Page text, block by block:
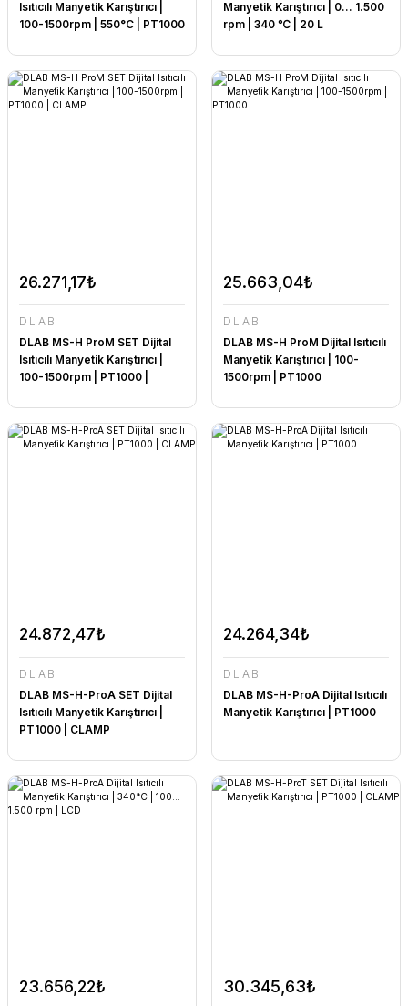
Isıtıcılı Manyetik Karıştırıcı |
100-1500rpm | 550°C | PT1000
Manyetik Karıştırıcı | 0... 1.500
rpm | 340 ℃ | 20 L
26.271,17₺
DLAB
DLAB MS-H ProM SET Dijital
Isıtıcılı Manyetik Karıştırıcı |
100-1500rpm | PT1000 |
25.663,04₺
DLAB
DLAB MS-H ProM Dijital Isıtıcılı
Manyetik Karıştırıcı | 100-
1500rpm | PT1000
24.872,47₺
DLAB
DLAB MS-H-ProA SET Dijital
Isıtıcılı Manyetik Karıştırıcı |
PT1000 | CLAMP
24.264,34₺
DLAB
DLAB MS-H-ProA Dijital Isıtıcılı
Manyetik Karıştırıcı | PT1000
23.656,22₺ 30.345,63₺